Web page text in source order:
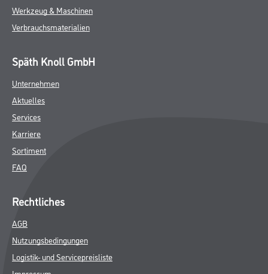
Werkzeug & Maschinen
Verbrauchsmaterialien
Späth Knoll GmbH
Unternehmen
Aktuelles
Services
Karriere
Sortiment
FAQ
Rechtliches
AGB
Nutzungsbedingungen
Logistik- und Servicepreisliste